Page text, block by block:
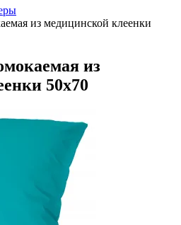
из медицинской клеенки
из
50х70